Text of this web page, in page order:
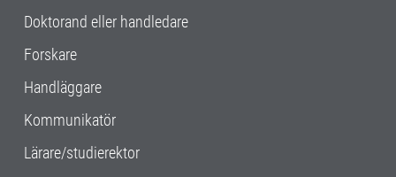
Doktorand eller handledare
Forskare
Handläggare
Kommunikatör
Lärare/studierektor